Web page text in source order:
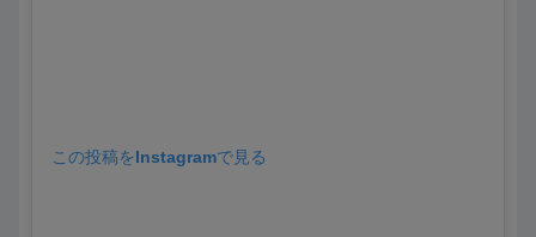
この投稿をInstagramで見る